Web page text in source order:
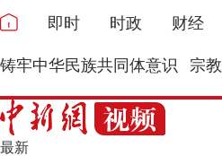
即时 时政 财经
铸牢中华民族共同体意识 宗教
最新